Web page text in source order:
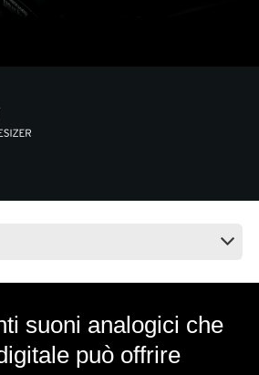
suoni analogici che
può offrire